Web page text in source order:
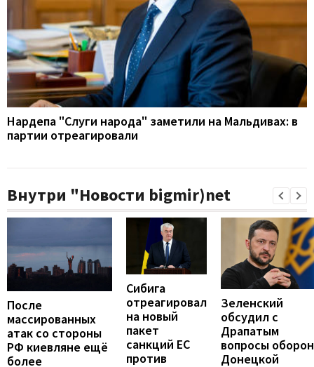
Нардепа "Слуги народа" заметили на Мальдивах: в
партии отреагировали
Внутри "Новости bigmir)net
После
массированных
атак со стороны
РФ киевляне ещё
более
Сибига
отреагировал
на новый
пакет
санкций ЕС
против
Зеленский
обсудил с
Драпатым
вопросы
Донецкой